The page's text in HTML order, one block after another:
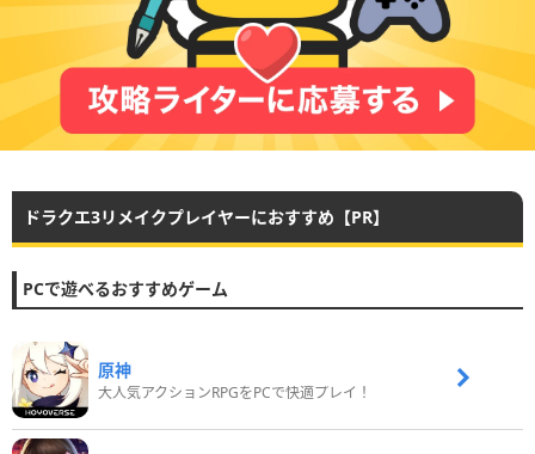
ドラクエ3リメイクプレイヤーにおすすめ【PR】
PCで遊べるおすすめゲーム
原神
大人気アクションRPGをPCで快適プレイ！